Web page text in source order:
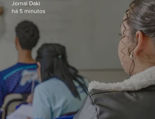
Jornal Daki
há 5 minutos